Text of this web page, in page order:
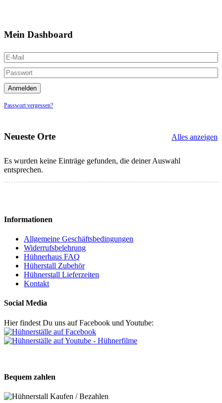
Mein Dashboard
Passwort vergessen?
Neueste Orte Alles anzeigen
Es wurden keine Einträge gefunden, die deiner Auswahl
entsprechen.
Informationen
Allgemeine Geschäftsbedingungen
Widerrufsbelehrung
Hühnerhaus FAQ
Hüherstall Zubehör
Hühnerstall Lieferzeiten
Kontakt
Social Media
Hier findest Du uns auf Facebook und Youtube:
Bequem zahlen